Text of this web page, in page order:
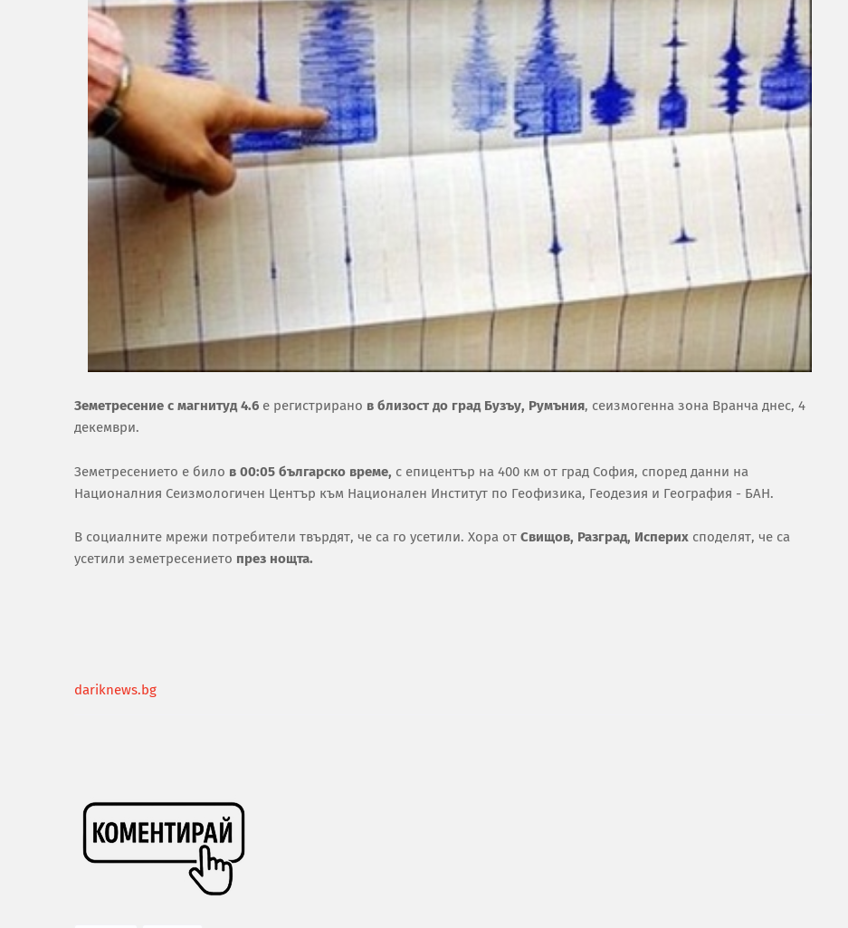
Земетресение с магнитуд 4.6 е регистрирано в близост до град Бузъу, Румъния, сеизмогенна зона Вранча днес, 4
декември.
Земетресението е било в 00:05 българско време, с епицентър на 400 км от град София, според данни на
Националния Сеизмологичен Център към Национален Институт по Геофизика, Геодезия и География - БАН.
В социалните мрежи потребители твърдят, че са го усетили. Хора от Свищов, Разград, Исперих споделят, че са
усетили земетресението през нощта.
dariknews.bg